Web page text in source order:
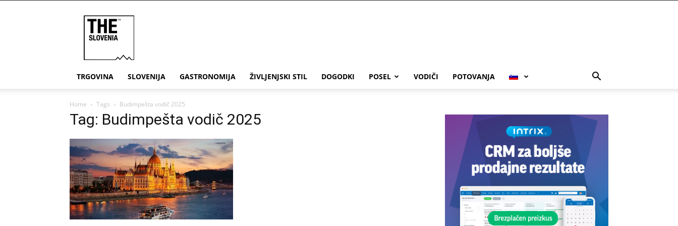
TRGOVINA SLOVENIJA GASTRONOMIJA ŽIVLJENJSKI STIL DOGODKI POSEL VODIČI POTOVANJA
Home Tags Budimpešta vodič 2025
Tag: Budimpešta vodič 2025